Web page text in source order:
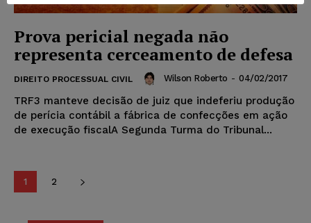
Prova pericial negada não
representa cerceamento de defesa
DIREITO PROCESSUAL CIVIL Wilson Roberto - 04/02/2017
TRF3 manteve decisão de juiz que indeferiu produção
de perícia contábil a fábrica de confecções em ação
de execução fiscalA Segunda Turma do Tribunal...
1 2